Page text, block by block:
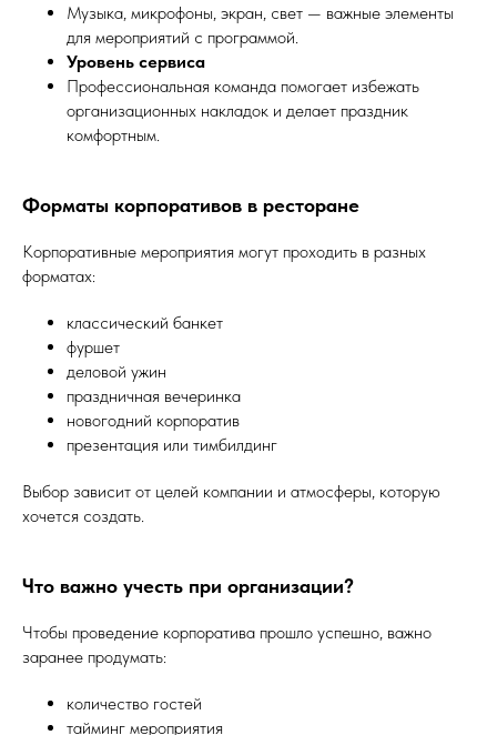
Музыка, микрофоны, экран, свет — важные элементы
для мероприятий с программой.
Уровень сервиса
Профессиональная команда помогает избежать
организационных накладок и делает праздник
комфортным.
Форматы корпоративов в ресторане
Корпоративные мероприятия могут проходить в разных
форматах:
классический банкет
фуршет
деловой ужин
праздничная вечеринка
новогодний корпоратив
презентация или тимбилдинг
Выбор зависит от целей компании и атмосферы, которую
хочется создать.
Что важно учесть при организации?
Чтобы проведение корпоратива прошло успешно, важно
заранее продумать:
количество гостей
тайминг мероприятия